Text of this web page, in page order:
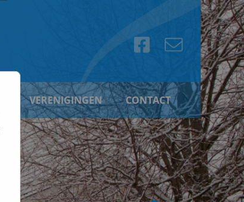
VERENIGINGEN CONTACT
Foto: Foto: Remy Vaartjes